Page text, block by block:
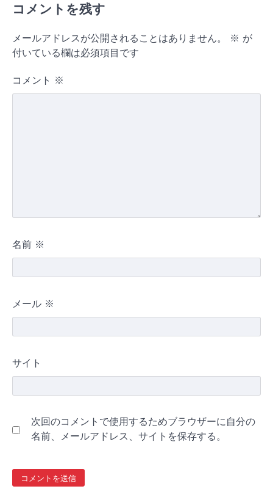
コメントを残す
メールアドレスが公開されることはありません。 ※ が
付いている欄は必須項目です
コメント ※
名前 ※
メール ※
サイト
次回のコメントで使用するためブラウザーに自分の
名前、メールアドレス、サイトを保存する。